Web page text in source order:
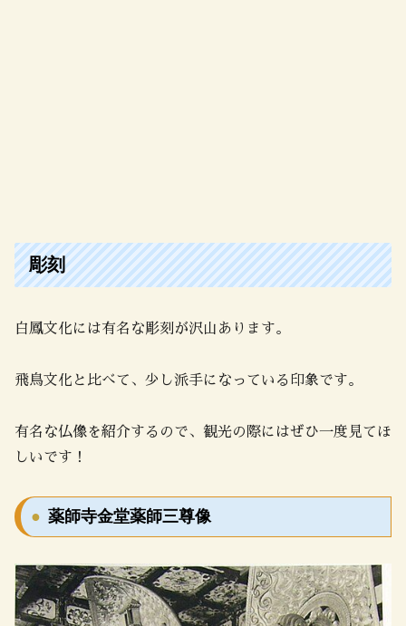
彫刻
白鳳文化には有名な彫刻が沢山あります。
飛鳥文化と比べて、少し派手になっている印象です。
有名な仏像を紹介するので、観光の際にはぜひ一度見てほ
しいです！
薬師寺金堂薬師三尊像